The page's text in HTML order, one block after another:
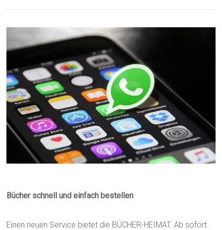
Bücher schnell und einfach bestellen
Einen neuen Service bietet die BÜCHER-HEIMAT. Ab sofort